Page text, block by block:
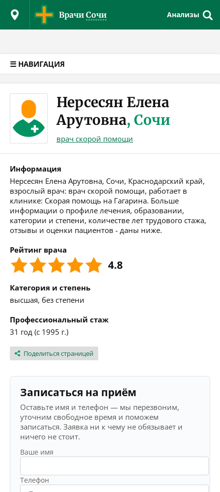
Врачи Сочи Анализы
☰ НАВИГАЦИЯ
Нерсесян Елена
Арутовна, Сочи
врач скорой помощи
Информация
Нерсесян Елена Арутовна, Сочи, Краснодарский край,
взрослый врач: врач скорой помощи, работает в
клинике: Скорая помощь на Гагарина. Больше
информации о профиле лечения, образовании,
категории и степени, количестве лет трудового стажа,
отзывы и оценки пациентов - даны ниже.
Рейтинг врача
4.8
Категория и степень
высшая, без степени
Профессиональный стаж
31 год (с 1995 г.)
Поделиться страницей
Записаться на приём
Оставьте имя и телефон — мы перезвоним,
уточним свободное время и поможем
записаться. Заявка ни к чему не обязывает и
ничего не стоит.
Ваше имя
Телефон